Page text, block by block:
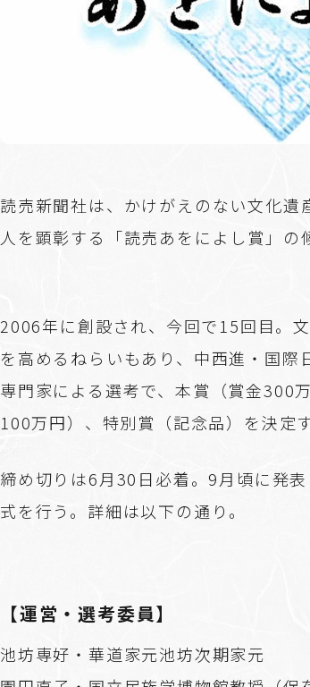
読売新聞社は、かけがえのない文化遺
人を顕彰する「読売あをによし賞」の
2006年に創設され、今回で15回目。
を高めるねらいもあり、中西進・国際
専門家による選考で、本賞（賞金300
100万円）、特別賞（記念品）を決定す
締め切りは6月30日必着。9月頃に発
式を行う。詳細は以下の通り。
【運営・選考委員】
池坊専好・華道家元池坊次期家元